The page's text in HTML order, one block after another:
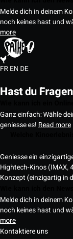
Melde dich in deinem
noch keines hast und
more
FREN DE
Hast du
Ganz einfach: Wähle
geniesse es! Read more
Geniesse ein
Hightech-Kinos (IMAX,
Konzept (einzigartig in
Melde dich in deinem
noch keines hast und
more
Kontaktiere uns